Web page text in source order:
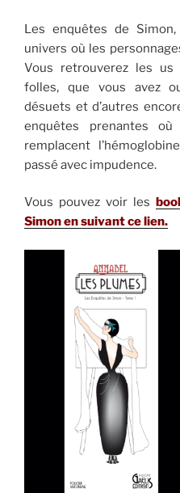
Les enquêtes de
univers où les
Vous retrouverez les
folles, que vous avez
désuets et d’autres
enquêtes prenantes
remplacent
passé avec impudence.
Vous pouvez voir les
Simon en suivant ce lien.